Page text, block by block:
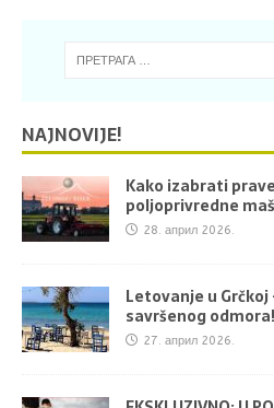
NAJNOVIJE!
Kako izabrati
poljoprivredne
28. април 2026.
Letovanje u
savršenog odmora!
27. април 2026.